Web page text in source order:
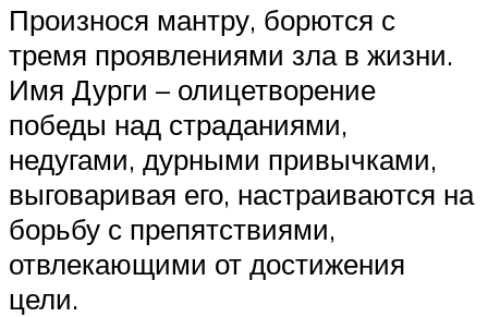
Произнося мантру, борются с
тремя проявлениями зла в жизни.
Имя Дурги – олицетворение
победы над страданиями,
недугами, дурными привычками,
выговаривая его, настраиваются на
борьбу с препятствиями,
отвлекающими от достижения
цели.